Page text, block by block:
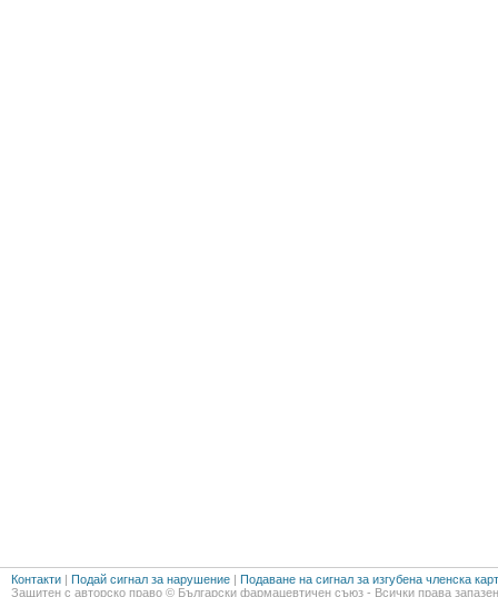
Контакти | Подай сигнал за нарушение | Подаване на сигнал за изгубена членска
Защитен с авторско право © Български фармацевтичен съюз - Всички права